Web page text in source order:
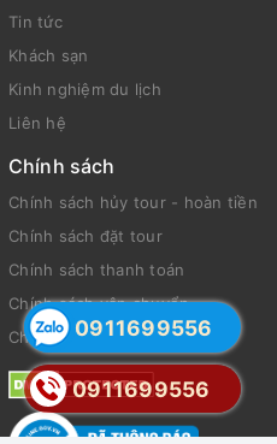
Tin tức
Khách sạn
Kinh nghiệm du lịch
Liên hệ
Chính sách
Chính sách hủy tour - hoàn tiền
Chính sách đặt tour
Chính sách thanh toán
Chính sách vận chuyển
Chính sách bảo mật
0911699556
0911699556